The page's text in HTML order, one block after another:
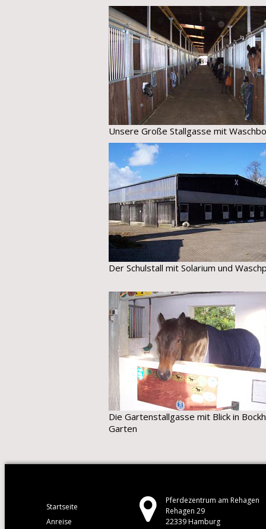
Unsere Große Stallgasse mit
Der Schulstall mit Solarium und
Die Gartenstallgasse mit Blick in
Garten
Startseite
Anreise
Pferdezentrum am Rehagen
Rehagen 29
22339 Hamburg